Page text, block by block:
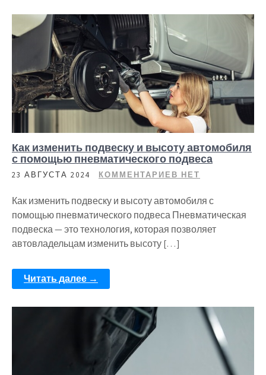
Как изменить подвеску и высоту автомобиля
с помощью пневматического подвеса
23 АВГУСТА 2024 КОММЕНТАРИЕВ НЕТ
Как изменить подвеску и высоту автомобиля с
помощью пневматического подвеса Пневматическая
подвеска — это технология, которая позволяет
автовладельцам изменить высоту […]
Читать далее →